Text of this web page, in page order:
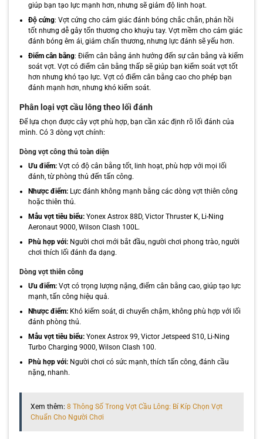
giúp bạn tạo lực mạnh hơn, nhưng sẽ giảm độ linh hoạt.
Độ cứng: Vợt cứng cho cảm giác đánh bóng chắc chắn, phản hồi
tốt nhưng dễ gây tổn thương cho khuỷu tay. Vợt mềm cho cảm giác
đánh bóng êm ái, giảm chấn thương, nhưng lực đánh sẽ yếu hơn.
Điểm cân bằng: Điểm cân bằng ảnh hưởng đến sự cân bằng và kiểm
soát vợt. Vợt có điểm cân bằng thấp sẽ giúp bạn kiểm soát vợt tốt
hơn nhưng khó tạo lực. Vợt có điểm cân bằng cao cho phép bạn
đánh mạnh hơn, nhưng khó kiểm soát.
Phân loại vợt cầu lông theo lối đánh
Để lựa chọn được cây vợt phù hợp, bạn cần xác định rõ lối đánh của
mình. Có 3 dòng vợt chính:
Dòng vợt công thủ toàn diện
Ưu điểm:Vợt có độ cân bằng tốt, linh hoạt, phù hợp với mọi lối
đánh, từ phòng thủ đến tấn công.
Nhược điểm:Lực đánh không mạnh bằng các dòng vợt thiên công
hoặc thiên thủ.
Mẫu vợt tiêu biểu:Yonex Astrox 88D, Victor Thruster K, Li-Ning
Aeronaut 9000, Wilson Clash 100L.
Phù hợp với:Người chơi mới bắt đầu, người chơi phong trào, người
chơi thích lối đánh đa dạng.
Dòng vợt thiên công
Ưu điểm:Vợt có trọng lượng nặng, điểm cân bằng cao, giúp tạo lực
mạnh, tấn công hiệu quả.
Nhược điểm:Khó kiểm soát, di chuyển chậm, không phù hợp với lối
đánh phòng thủ.
Mẫu vợt tiêu biểu:Yonex Astrox 99, Victor Jetspeed S10, Li-Ning
Turbo Charging 9000, Wilson Clash 100.
Phù hợp với:Người chơi có sức mạnh, thích tấn công, đánh cầu
nặng, nhanh.
Xem thêm: 8 Thông Số Trong Vợt Cầu Lông: Bí Kíp Chọn Vợt
Chuẩn Cho Người Chơi